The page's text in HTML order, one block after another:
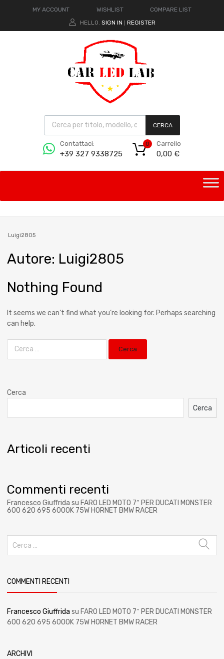
MY ACCOUNT WISHLIST
COMPARE LIST
HELLO. SIGN IN REGISTER
CERCA
Contattaci:
+39 327 9338725
Carrello
0,00 €
0
Luigi2805
Autore: Luigi2805
Nothing Found
It seems we can’t find what you’re looking for. Perhaps searching
can help.
Cerca
Cerca
Articoli recenti
Commenti recenti
Francesco Giuffrida su FARO LED MOTO 7″ PER DUCATI MONSTER
600 620 695 6000K 75W HORNET BMW RACER
COMMENTI RECENTI
Francesco Giuffrida su FARO LED MOTO 7″ PER DUCATI MONSTER
600 620 695 6000K 75W HORNET BMW RACER
ARCHIVI